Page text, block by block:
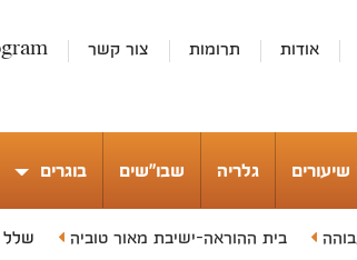
אודות תרומות צור קשר
שיעורים גלריה שבו"שים בוגרים
בית ההוראה-ישיבת מאור טוביה שלל